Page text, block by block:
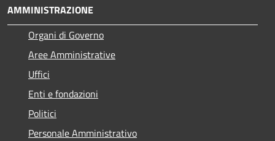
AMMINISTRAZIONE
Organi di Governo
Aree Amministrative
Uffici
Enti e fondazioni
Politici
Personale Amministrativo